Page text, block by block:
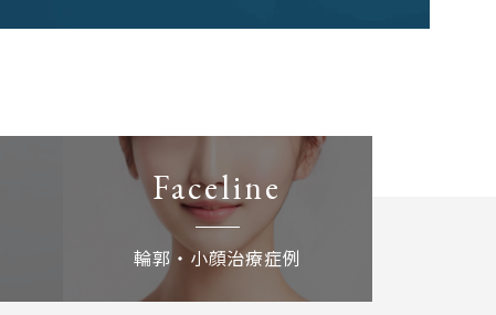
Faceline
輪郭・小顔治療症例